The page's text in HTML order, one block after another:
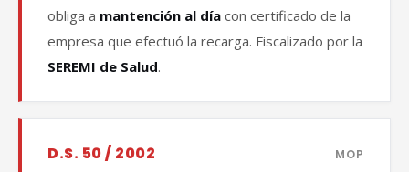
obliga a mantención al día con certificado de la
empresa que efectuó la recarga. Fiscalizado por la
SEREMI de Salud.
D.S. 50 / 2002 MOP